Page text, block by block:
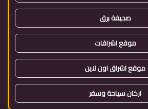
صحيفة برق
موقع اشراقات
موقع اشراق اون لاين
اركان سياحة وسفر